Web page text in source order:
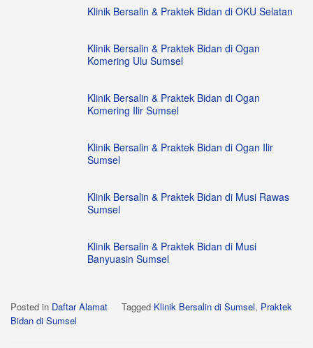
Klinik Bersalin & Praktek Bidan di OKU Selatan
Klinik Bersalin & Praktek Bidan di Ogan
Komering Ulu Sumsel
Klinik Bersalin & Praktek Bidan di Ogan
Komering Ilir Sumsel
Klinik Bersalin & Praktek Bidan di Ogan Ilir
Sumsel
Klinik Bersalin & Praktek Bidan di Musi Rawas
Sumsel
Klinik Bersalin & Praktek Bidan di Musi
Banyuasin Sumsel
Posted in Daftar Alamat Tagged Klinik Bersalin di Sumsel, Praktek
Bidan di Sumsel